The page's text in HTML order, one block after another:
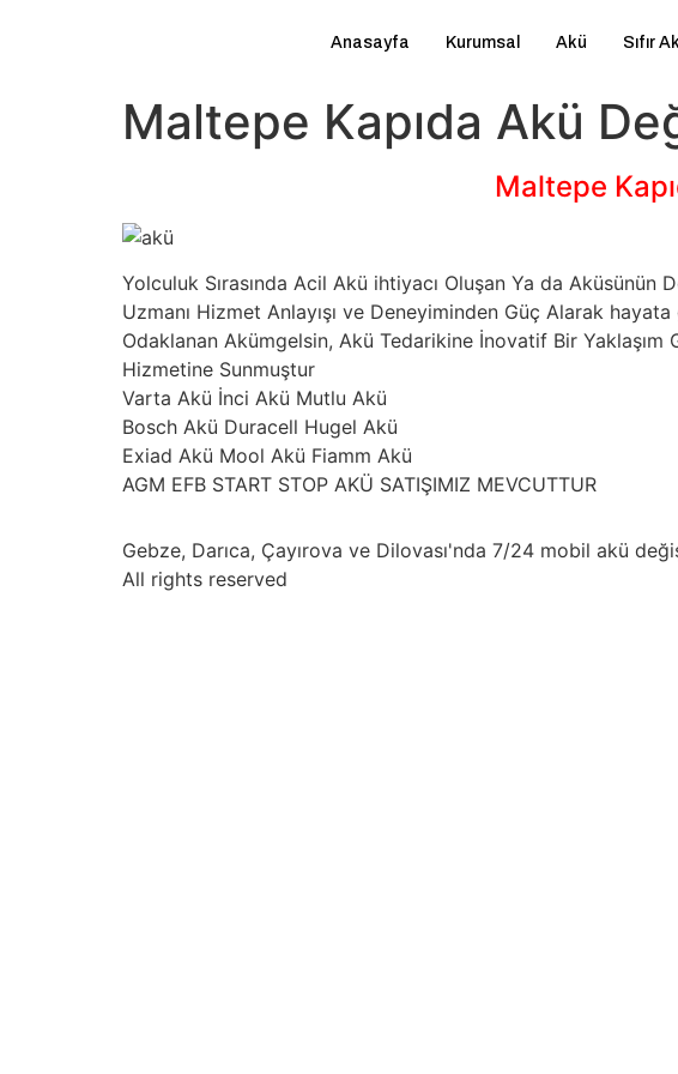
Anasayfa Kurumsal Akü Sıfır
Maltepe Kapıda Akü
Maltepe
Yolculuk Sırasında Acil Akü ihtiyacı Oluşan Ya da Aküsünün
Uzmanı Hizmet Anlayışı ve Deneyiminden Güç Alarak
Odaklanan Akümgelsin, Akü Tedarikine İnovatif Bir
Hizmetine Sunmuştur
Varta Akü İnci Akü Mutlu Akü
Bosch Akü Duracell Hugel Akü
Exiad Akü Mool Akü Fiamm Akü
AGM EFB START STOP AKÜ SATIŞIMIZ MEVCUTTUR
Gebze, Darıca, Çayırova ve Dilovası'nda 7/24 mobil akü
All rights reserved